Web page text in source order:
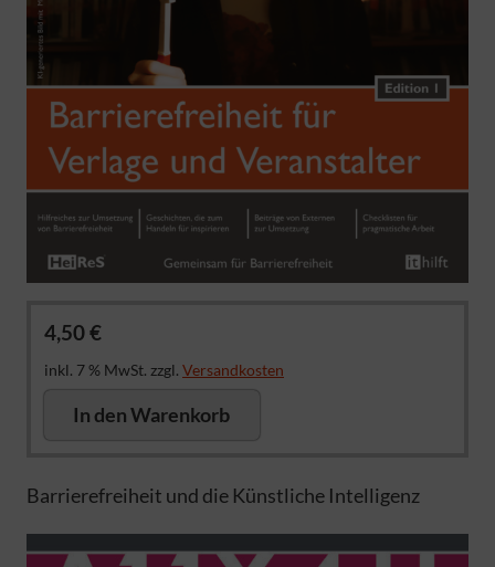
4,50€
inkl. 7 % MwSt. zzgl. Versandkosten
In den Warenkorb
Barrierefreiheit und die Künstliche Intelligenz